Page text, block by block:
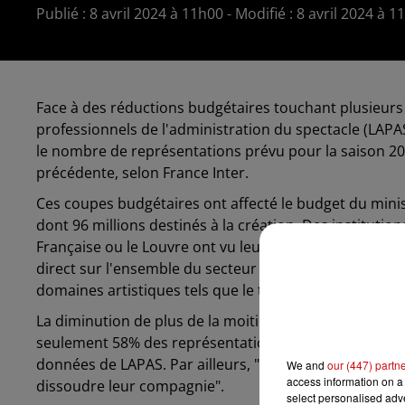
Publié : 8 avril 2024 à 11h00 - Modifié : 8 avril 2024 à
Face à des réductions budgétaires touchant
professionnels de l'administration du spectacle
le nombre de représentations prévu pour la saison
précédente, selon France Inter.
Ces coupes budgétaires ont affecté le budget du
dont 96 millions destinés à la création. Des
Française ou le Louvre ont vu leurs financements
direct sur l'ensemble du secteur du spectacle vivant,
domaines artistiques tels que le théâtre, la danse, le
La diminution de plus de la moitié des
seulement 58% des représentations prévues pour la
données de LAPAS. Par ailleurs, "22% des artistes
dissoudre leur compagnie".
We and our (447)
access information on
select personalised